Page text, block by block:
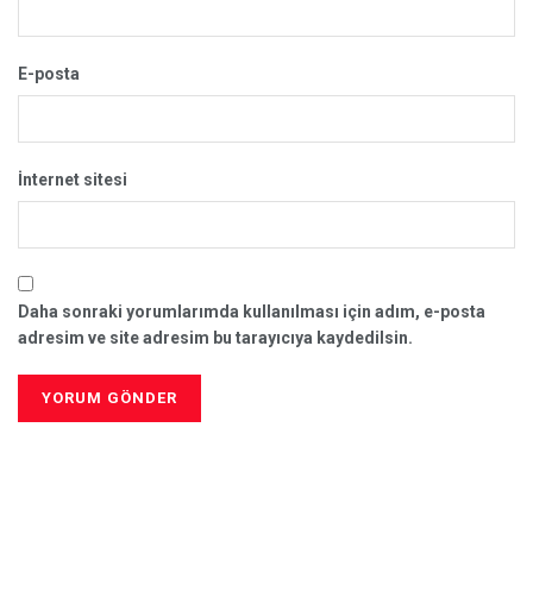
E-posta
İnternet sitesi
Daha sonraki yorumlarımda kullanılması için adım, e-posta
adresim ve site adresim bu tarayıcıya kaydedilsin.